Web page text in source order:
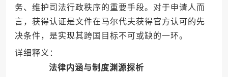
务、维护司法行政秩序的重要手段。对于申请人而
言，获得认证是文件在马尔代夫获得官方认可的先
决条件，是实现其跨国目标不可或缺的一环。
详细释义：
法律内涵与制度渊源探析